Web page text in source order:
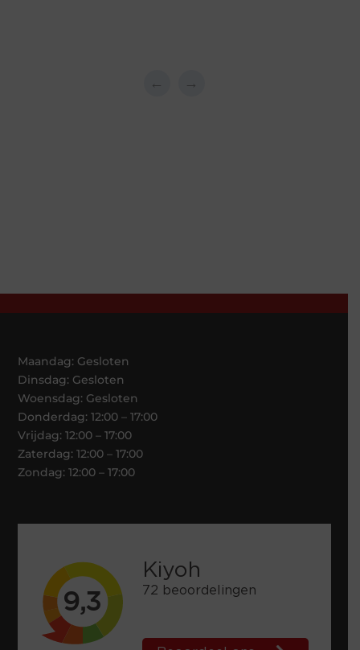
← →
Maandag: Gesloten
Dinsdag: Gesloten
Woensdag: Gesloten
Donderdag: 12:00 – 17:00
Vrijdag: 12:00 – 17:00
Zaterdag: 12:00 – 17:00
Zondag: 12:00 – 17:00